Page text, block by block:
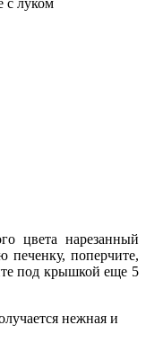
цвета нарезанный
печенку, поперчите,
под крышкой еще 5
нежная и